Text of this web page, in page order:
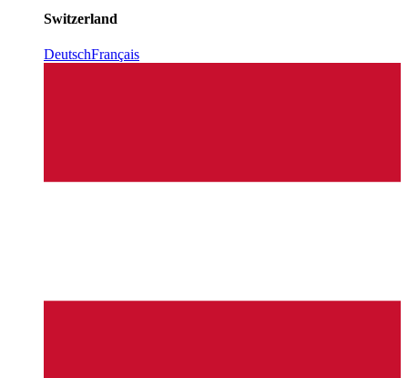
Switzerland
DeutschFrançais